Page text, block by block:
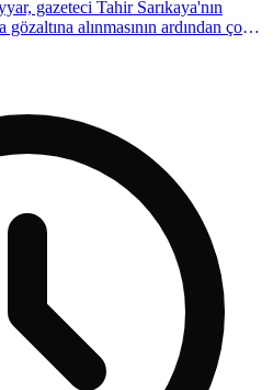
gazeteci Tahir Sarıkaya'nın
alınmasının ardından çok